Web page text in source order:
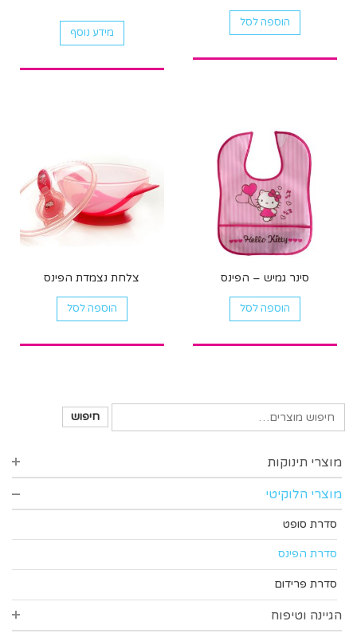
הוספה לסל
מידע נוסף
סינר גמיש – הפינס
הוספה לסל
צלחת נצמדת הפינס
הוספה לסל
חיפוש
מוצרי תינוקות
מוצרי הלוקיטי
סדרת סופט
סדרת הפינס
סדרת פרידום
הגיינה וטיפוח